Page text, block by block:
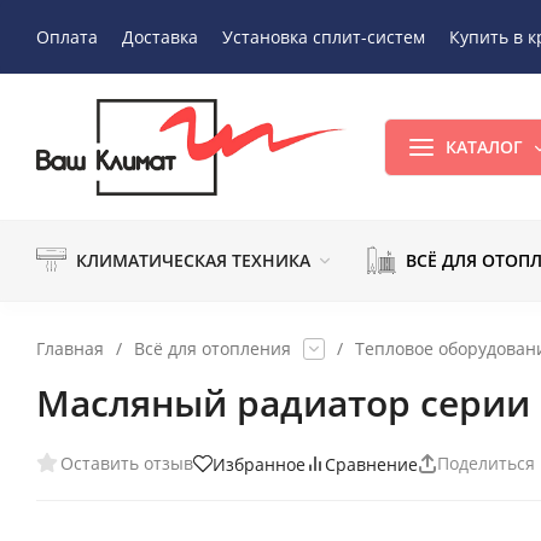
Оплата Доставка Установка сплит-систем Купить в
КАТАЛОГ
КЛИМАТИЧЕСКАЯ ТЕХНИКА ВСЁ ДЛЯ
Главная / Всё для отопления / Тепловое
Масляный радиатор серии
Оставить отзыв Избранное Сравнение Поделиться